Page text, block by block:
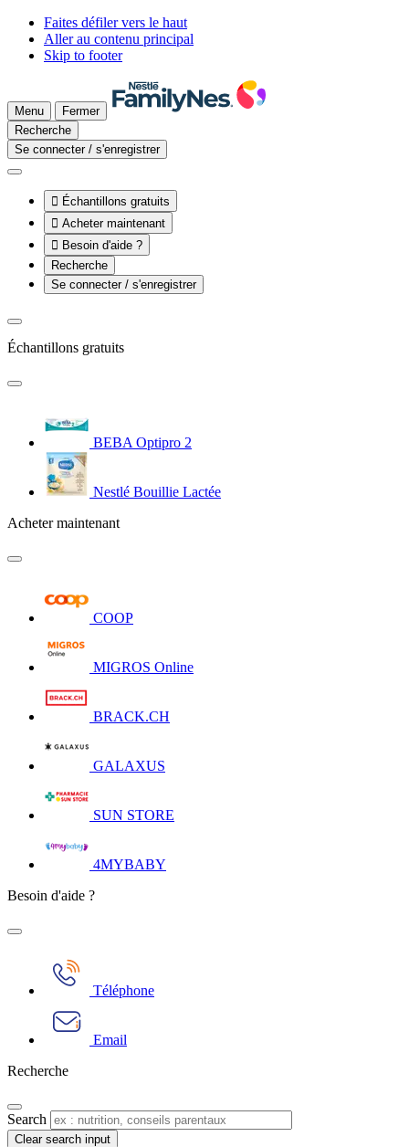
Faites défiler vers le haut
Aller au contenu principal
Skip to footer
Menu
Fermer
Recherche
Se connecter / s'enregistrer
 Échantillons gratuits
 Acheter maintenant
 Besoin d'aide ?
Recherche
Se connecter / s'enregistrer
Échantillons gratuits
BEBA Optipro 2
Nestlé Bouillie Lactée
Acheter maintenant
COOP
MIGROS Online
BRACK.CH
GALAXUS
SUN STORE
4MYBABY
Besoin d'aide ?
Téléphone
Email
Recherche
Search
Clear search input